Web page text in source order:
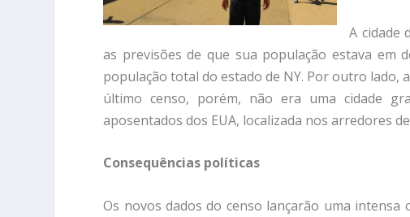
A cidade
as previsões de que sua população estava em
população total do estado de NY. Por outro lado,
último censo, porém, não era uma cidade
aposentados dos EUA, localizada nos arredores
Consequências políticas
Os novos dados do censo lançarão uma